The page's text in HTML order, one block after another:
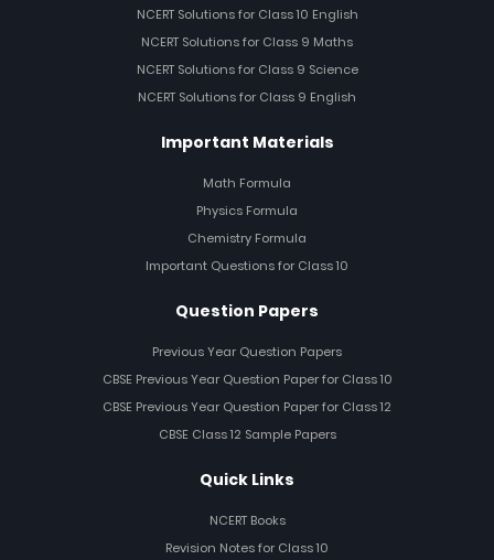
NCERT Solutions for Class 10 English
NCERT Solutions for Class 9 Maths
NCERT Solutions for Class 9 Science
NCERT Solutions for Class 9 English
Important Materials
Math Formula
Physics Formula
Chemistry Formula
Important Questions for Class 10
Question Papers
Previous Year Question Papers
CBSE Previous Year Question Paper for Class 10
CBSE Previous Year Question Paper for Class 12
CBSE Class 12 Sample Papers
Quick Links
NCERT Books
Revision Notes for Class 10